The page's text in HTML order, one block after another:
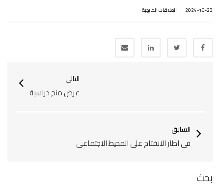
2024-10-23 العلاقات الخارجية
التالي
عرض منح دراسية
السابق
في اطار الانفتاح على المحيط الاجتماعي
بحث